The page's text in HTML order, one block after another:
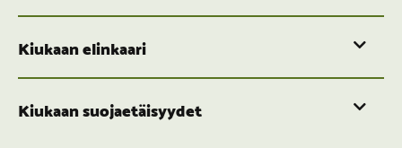
Kiukaan elinkaari
Kiukaan suojaetäisyydet